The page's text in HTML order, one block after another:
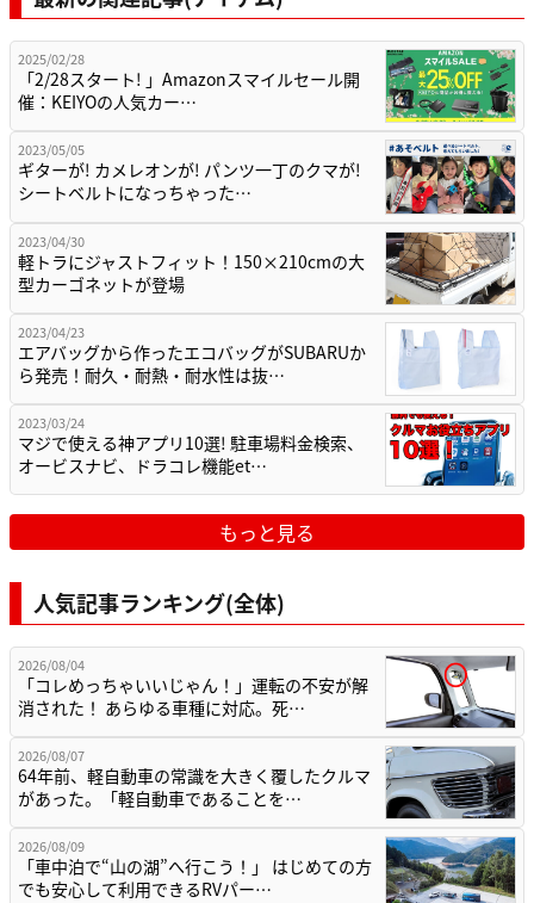
2025/02/28
「2/28スタート! 」Amazonスマイルセール開
催：KEIYOの人気カー…
2023/05/05
ギターが! カメレオンが! パンツ一丁のクマが!
シートベルトになっちゃった…
2023/04/30
軽トラにジャストフィット！150×210cmの大
型カーゴネットが登場
2023/04/23
エアバッグから作ったエコバッグがSUBARUか
ら発売！耐久・耐熱・耐水性は抜…
2023/03/24
マジで使える神アプリ10選! 駐車場料金検索、
オービスナビ、ドラコレ機能et…
もっと見る
人気記事ランキング(全体)
2026/08/04
「コレめっちゃいいじゃん！」運転の不安が解
消された！ あらゆる車種に対応。死…
2026/08/07
64年前、軽自動車の常識を大きく覆したクルマ
があった。「軽自動車であることを…
2026/08/09
「車中泊で“山の湖”へ行こう！」 はじめての方
でも安心して利用できるRVパー…